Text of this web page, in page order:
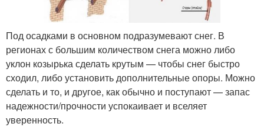
Под осадками в основном подразумевают снег. В
регионах с большим количеством снега можно либо
уклон козырька сделать крутым — чтобы снег быстро
сходил, либо установить дополнительные опоры. Можно
сделать и то, и другое, как обычно и поступают — запас
надежности/прочности успокаивает и вселяет
уверенность.